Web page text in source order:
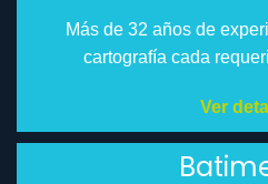
Más de 32 años de
cartografía cada
Ver